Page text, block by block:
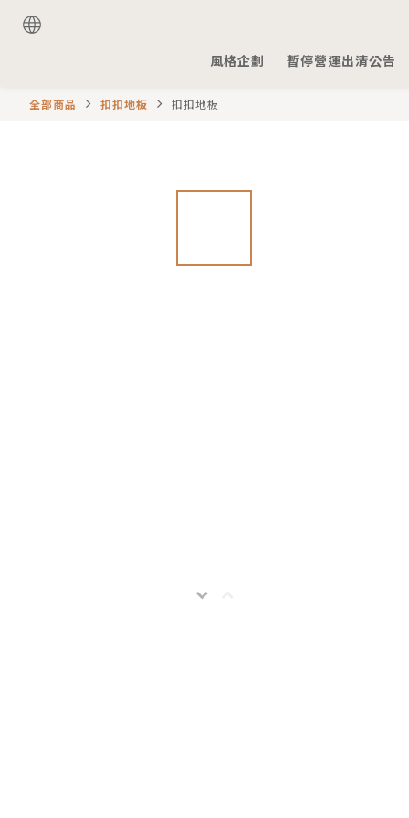
風格企劃 暫停營運出清公告
全部商品 扣扣地板 扣扣地板